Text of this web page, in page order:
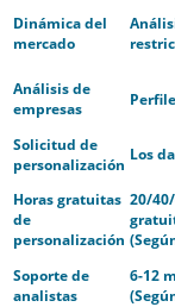
Dinámica del
mercado
Análisis de
empresas
Solicitud de
personalización
Los
Horas gratuitas
de
personalización
20/
Soporte de
analistas
6-12